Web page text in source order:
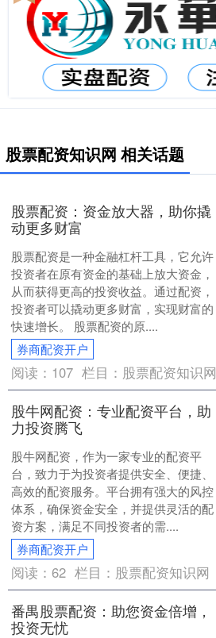
股票配资知识网 相关话题
股票配资：资金放大器，助你撬
动更多财富
股票配资是一种金融杠杆工具，它允许
投资者在原有资金的基础上放大资金，
从而获得更高的投资收益。通过配资，
投资者可以撬动更多财富，实现财富的
快速增长。 股票配资的原....
券商配资开户
阅读： 107 栏目： 股票配资知识网
股牛网配资：专业配资平台，助
力投资腾飞
股牛网配资，作为一家专业的配资平
台，致力于为投资者提供安全、便捷、
高效的配资服务。平台拥有强大的风控
体系，确保资金安全，并提供灵活的配
资方案，满足不同投资者的需....
券商配资开户
阅读：62 栏目： 股票配资知识网
番禺股票配资：助您资金倍增，
投资无忧